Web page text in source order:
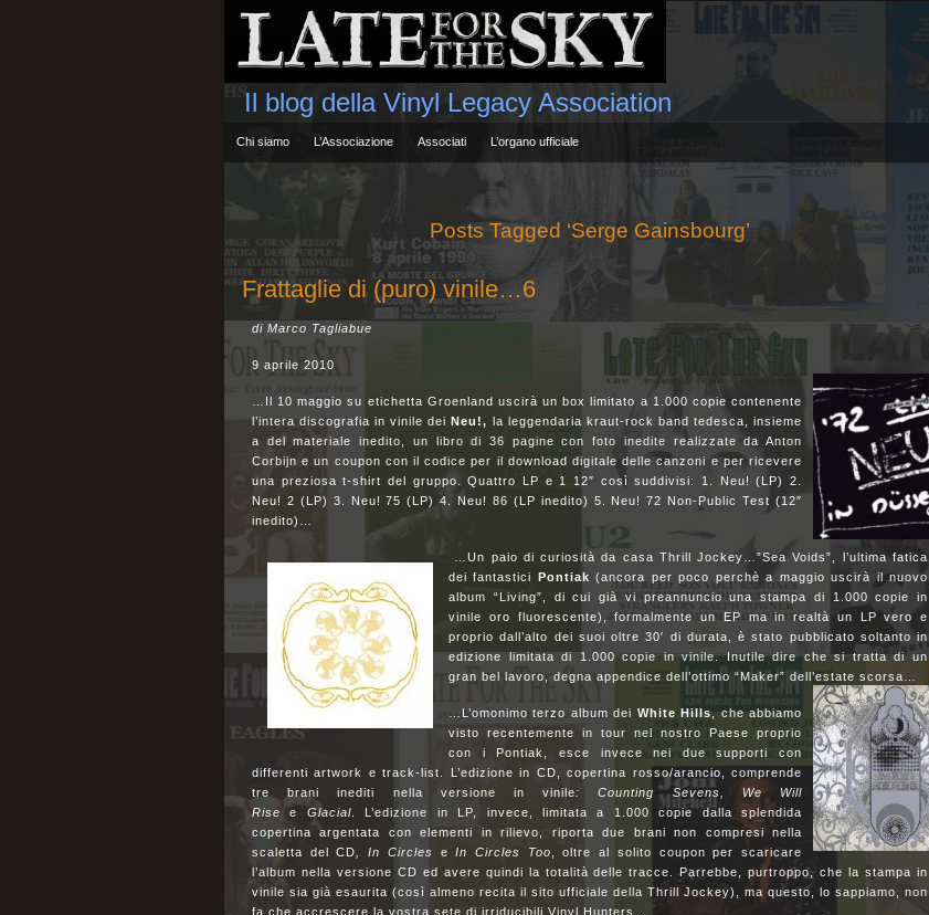
Il blog della Vinyl Legacy Association
Chi siamo L’Associazione Associati L’organo ufficiale
Posts Tagged ‘Serge Gainsbourg’
Frattaglie di (puro) vinile…6
di Marco Tagliabue
9 aprile 2010
…Il 10 maggio su etichetta Groenland uscirà un box limitato a 1.000 copie contenente
l’intera discografia in vinile deiNeu!, la leggendaria kraut-rock band tedesca, insieme
a del materiale inedito, un libro di 36 pagine con foto inedite realizzate da Anton
Corbijn e un coupon con il codice per il download digitale delle canzoni e per ricevere
una preziosa t-shirt del gruppo. Quattro LP e 1 12″ così suddivisi: 1. Neu! (LP) 2.
Neu! 2 (LP) 3. Neu! 75 (LP) 4. Neu! 86 (LP inedito) 5. Neu! 72 Non-Public Test (12″
inedito)…
…Un paio di curiosità da casa Thrill Jockey…”Sea Voids”, l’ultima fatica
dei fantastici Pontiak (ancora per poco perchè a maggio uscirà il nuovo
album “Living”, di cui già vi preannuncio una stampa di 1.000 copie in
vinile oro fluorescente), formalmente un EP ma in realtà un LP vero e
proprio dall’alto dei suoi oltre 30′ di durata, è stato pubblicato soltanto in
edizione limitata di 1.000 copie in vinile. Inutile dire che si tratta di un
gran bel lavoro, degna appendice dell’ottimo “Maker” dell’estate scorsa…
…L’omonimoterzo album dei White Hills, che abbiamo
visto recentemente in tour nel nostro Paese proprio
con i Pontiak, esce invece nei due supporti con
differenti artwork e track-list. L’edizione in CD, copertina rosso/arancio, comprende
tre brani inediti nella versione in vinile: Counting Sevens, We Will
Rise e Glacial. L’edizione in LP, invece, limitata a 1.000 copie dallasplendida
copertina argentata con elementi in rilievo, riporta due brani non compresi nella
scaletta del CD
, In Circles e In Circles Too , oltre al solito coupon per scaricare
l’album nella versione CD ed avere quindi la totalità delle tracce. Parrebbe, purtroppo, che la stampa in
vinile sia già esaurita (così almeno recita il sito ufficiale della Thrill Jockey), ma questo, lo sappiamo, non
fa che accrescere la vostra sete di irriducibili Vinyl Hunters…